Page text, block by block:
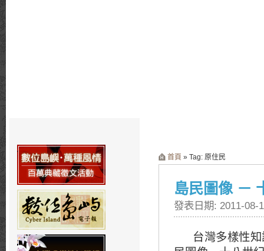
首頁 » Tag: 原住民
島民圖像 －
發表日期: 2011-08-
台灣多樣性